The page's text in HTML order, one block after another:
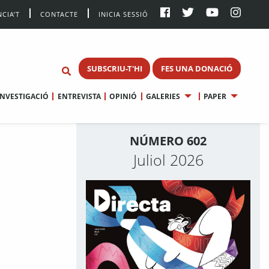
CONTACTE INICIA SESSIÓ
SUBSCRIU-T'HI FES UNA DONACIÓ
ENTREVISTA OPINIÓ GALERIES PAPER
NÚMERO 602
Juliol 2026